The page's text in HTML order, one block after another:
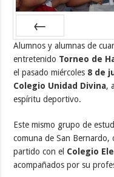
Anterior
Alumnos y alumnas de
entretenido Torneo de
el pasado miércoles 8 de
Colegio Unidad Divina,
espíritu deportivo.
Este mismo grupo de
comuna de San Bernardo,
partido con el Colegio
acompañados por su